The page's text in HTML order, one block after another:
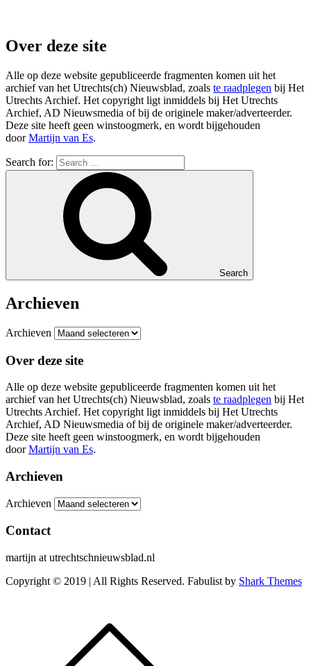
Over deze site
Alle op deze website gepubliceerde fragmenten komen uit het
archief van het Utrechts(ch) Nieuwsblad, zoals te raadplegen bij Het
Utrechts Archief. Het copyright ligt inmiddels bij Het Utrechts
Archief, AD Nieuwsmedia of bij de originele maker/adverteerder.
Deze site heeft geen winstoogmerk, en wordt bijgehouden
doorMartijn van Es.
Search for:
Search
Archieven
Archieven
Over deze site
Alle op deze website gepubliceerde fragmenten komen uit het
archief van het Utrechts(ch) Nieuwsblad, zoals te raadplegen bij Het
Utrechts Archief. Het copyright ligt inmiddels bij Het Utrechts
Archief, AD Nieuwsmedia of bij de originele maker/adverteerder.
Deze site heeft geen winstoogmerk, en wordt bijgehouden
doorMartijn van Es.
Archieven
Archieven
Contact
martijn at utrechtschnieuwsblad.nl
Copyright © 2019 | All Rights Reserved. Fabulist by Shark Themes